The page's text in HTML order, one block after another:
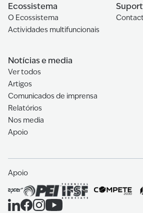
Ecossistema
O Ecossistema
Actividades multifuncionais
Notícias e media
Ver todos
Artigos
Comunicados de imprensa
Relatórios
Nos media
Apoio
Apoio